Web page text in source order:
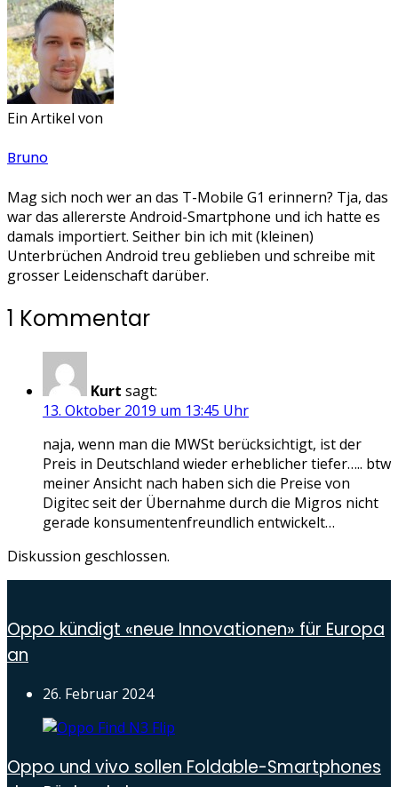
Ein Artikel von
Bruno
Mag sich noch wer an das T-Mobile G1 erinnern? Tja, das
war das allererste Android-Smartphone und ich hatte es
damals importiert. Seither bin ich mit (kleinen)
Unterbrüchen Android treu geblieben und schreibe mit
grosser Leidenschaft darüber.
1 Kommentar
Kurt sagt:
13. Oktober 2019 um 13:45 Uhr
naja, wenn man die MWSt berücksichtigt, ist der
Preis in Deutschland wieder erheblicher tiefer….. btw
meiner Ansicht nach haben sich die Preise von
Digitec seit der Übernahme durch die Migros nicht
gerade konsumentenfreundlich entwickelt…
Diskussion geschlossen.
Oppo kündigt «neue Innovationen» für Europa
an
26. Februar 2024
Oppo und vivo sollen Foldable-Smartphones